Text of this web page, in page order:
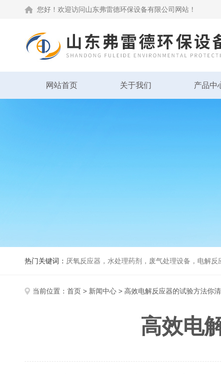
您好！欢迎访问山东弗雷德环保设备有限公司网站！
网站首页 关于我们 产品中
热门关键词： 厌氧反应器，水处理药剂，废气处理设备，电解
当前位置： 首页 > 新闻中心 > 高效电解反应器的试验方法你
高效电